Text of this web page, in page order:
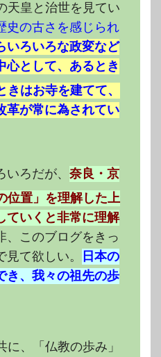
天皇と治世を見てい
史の古さを感じられ
いろいろな政変など
心として、あるとき
はお寺を建てて、
革が常に為されてい
ろだが、 奈良・京
位置」を理解した上
ていくと非常に理解
、このブログをきっ
て欲しい。
日本の
き、我々の祖先の歩
に、「仏教の歩み」